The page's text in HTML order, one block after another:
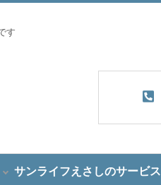
す
サンライフえさしのサービス